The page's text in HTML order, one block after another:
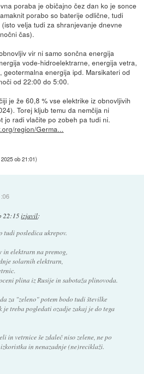
poraba je običajno čez dan ko je sonce
porabo so baterije odlične, tudi
velja tudi za shranjevanje dnevne
čas).
vir ni samo sončna energija
vode-hidroelektrarne, energija vetra,
geotermalna energija ipd. Marsikateri od
od 22:00 do 5:00.
je že 60,8 % vse elektrike iz obnovljivih
Torej kljub temu da nemčija ni
jo radi vlačite po zobeh pa tudi ni.
region/Germa...
ob 21:01)
22:15izjavil:
tudi posledica ukrepov.
elektrarn na premog,
solarnih elektrarn,
plina iz Rusije in sabotaža plinovoda.
za "zeleno" potem bodo tudi številke
je treba pogledati ozadje zakaj je do tega
in vetrnice še zdaleč niso zelene, ne po
in nenazadnje (ne)reciklaži.